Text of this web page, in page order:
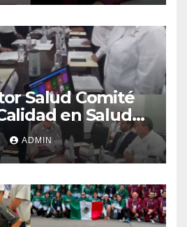
es para ti”
Salud Comité
en Salud
un trato
a los
ADMIN